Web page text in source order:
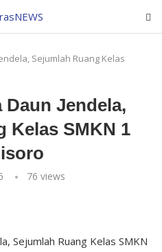
Sejumlah Ruang Kelas
Daun Jendela,
Kelas SMKN 1
76 views
Sejumlah Ruang Kelas SMKN